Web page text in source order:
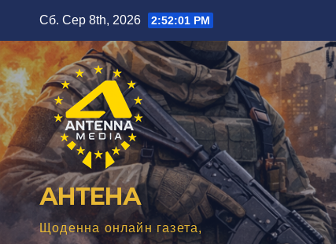
вмісту
Сб. Сер 8th, 2026 2:52:03 PM
АНТЕНА
Щоденна онлайн газета,